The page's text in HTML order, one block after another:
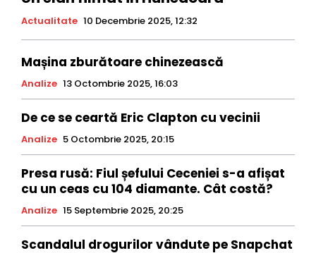
Actualitate 10 Decembrie 2025, 12:32
Mașina zburătoare chinezească
Analize 13 Octombrie 2025, 16:03
De ce se ceartă Eric Clapton cu vecinii
Analize 5 Octombrie 2025, 20:15
Presa rusă: Fiul șefului Ceceniei s-a afișat
cu un ceas cu 104 diamante. Cât costă?
Analize 15 Septembrie 2025, 20:25
Scandalul drogurilor vândute pe Snapchat